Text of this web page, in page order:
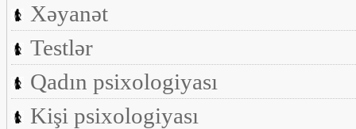
Xəyanət
Testlər
Qadın psixologiyası
Kişi psixologiyası